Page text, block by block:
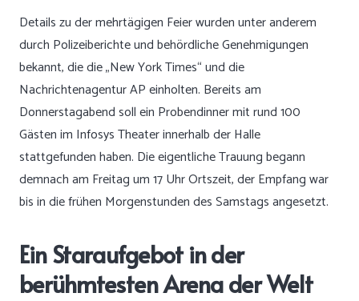
Details zu der mehrtägigen Feier wurden unter anderem
durch Polizeiberichte und behördliche Genehmigungen
bekannt, die die „New York Times“ und die
Nachrichtenagentur AP einholten. Bereits am
Donnerstagabend soll ein Probendinner mit rund 100
Gästen im Infosys Theater innerhalb der Halle
stattgefunden haben. Die eigentliche Trauung begann
demnach am Freitag um 17 Uhr Ortszeit, der Empfang war
bis in die frühen Morgenstunden des Samstags angesetzt.
Ein Staraufgebot in der
berühmtesten Arena der Welt